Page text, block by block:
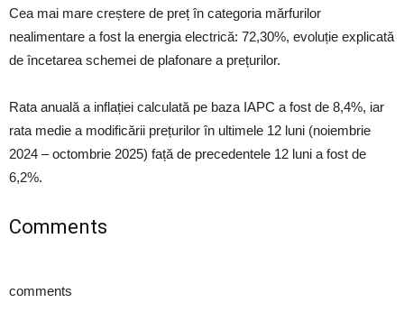
Cea mai mare creștere de preț în categoria mărfurilor
nealimentare a fost la energia electrică: 72,30%, evoluție explicată
de încetarea schemei de plafonare a prețurilor.
Rata anuală a inflației calculată pe baza IAPC a fost de 8,4%, iar
rata medie a modificării prețurilor în ultimele 12 luni (noiembrie
2024 – octombrie 2025) față de precedentele 12 luni a fost de
6,2%.
Comments
comments